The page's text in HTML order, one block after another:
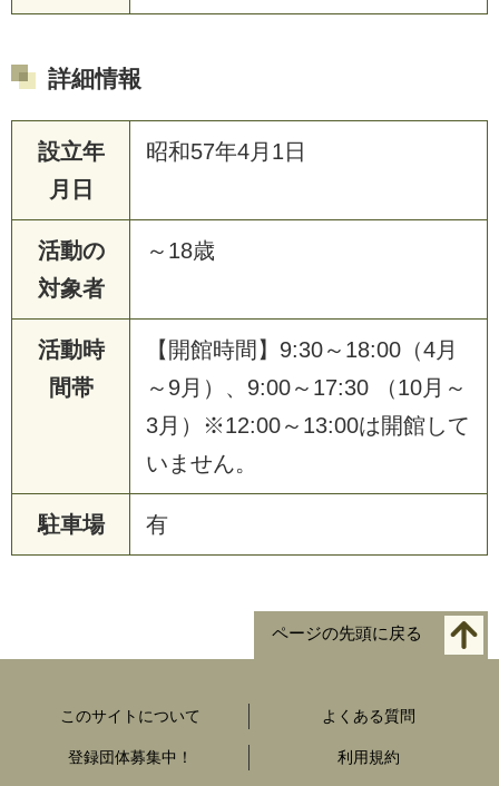
詳細情報
設立年
月日
昭和57年4月1日
活動の
対象者
～18歳
活動時
間帯
【開館時間】9:30～18:00（4月
～9月）、9:00～17:30 （10月～
3月）※12:00～13:00は開館して
いません。
駐車場 有
ページの先頭に戻る
このサイトについて よくある質問
登録団体募集中！ 利用規約